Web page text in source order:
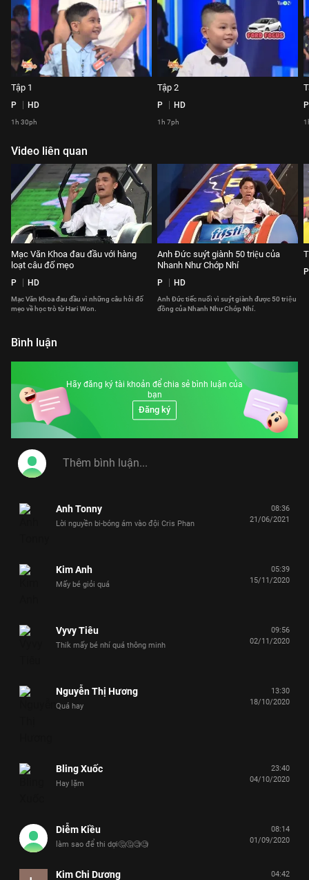
Tập 1
P HD
1h 30ph
Tập 2
P HD
1h 7ph
P
Video liên quan
Mạc Văn Khoa đau đầu với hàng
loạt câu đố mẹo
P HD
Mạc Văn Khoa đau đầu vì những câu hỏi đố
mẹo về học trò từ Hari Won.
Anh Đức suýt giành 50 triệu của
Nhanh Như Chớp Nhí
P HD
Anh Đức tiếc nuối vì suýt giành được 50 triệu
đồng của Nhanh Như Chớp Nhí.
P
Bình luận
Hãy đăng ký tài khoản để chia sẻ bình luận của
bạn
Đăng ký
Anh Tonny
Lời nguyền bi-bóng ám vào đội Cris Phan
08:36
21/06/2021
Kim Anh
Mấy bé giỏi quá
05:39
15/11/2020
Vyvy Tiêu
Thik mấy bé nhí quá thông minh
09:56
02/11/2020
Nguyễn Thị Hương
Quá hay
13:30
18/10/2020
Bling Xuốc
Hay lặm
23:40
04/10/2020
Diễm Kiều
làm sao để thi dợi🤔🤔🧐🧐
08:14
01/09/2020
Kim Chi Dương 04:42